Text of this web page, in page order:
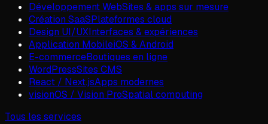
Développement WebSites & apps sur mesure
Création SaaSPlateformes cloud
Design UI/UXInterfaces & expériences
Application MobileiOS & Android
E-commerceBoutiques en ligne
WordPressSites CMS
React / Next.jsApps modernes
visionOS / Vision ProSpatial computing
Tous les services